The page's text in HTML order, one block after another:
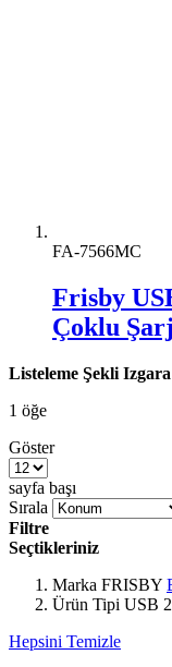
FA-7566MC
Frisby
Çoklu
Listeleme Şekli Izgara
1 öğe
Göster
sayfa başı
Sırala
Filtre
Seçtikleriniz
Marka FRISBY
Ürün Tipi USB
Hepsini Temizle